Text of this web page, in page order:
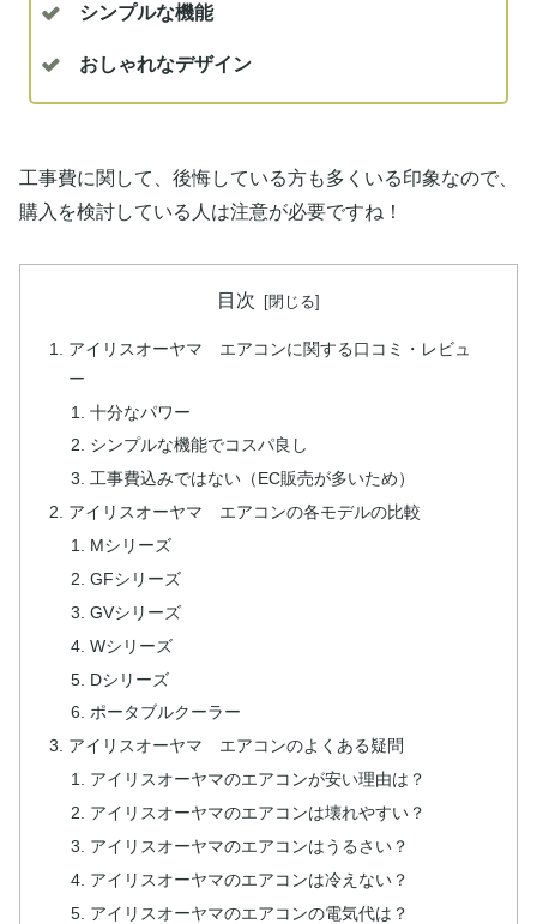
シンプルな機能
おしゃれなデザイン
工事費に関して、後悔している方も多くいる印象なので、
購入を検討している人は注意が必要ですね！
目次
アイリスオーヤマ エアコンに関する口コミ・レビュ
ー
十分なパワー
シンプルな機能でコスパ良し
工事費込みではない（EC販売が多いため）
アイリスオーヤマ エアコンの各モデルの比較
Mシリーズ
GFシリーズ
GVシリーズ
Wシリーズ
Dシリーズ
ポータブルクーラー
アイリスオーヤマ エアコンのよくある疑問
アイリスオーヤマのエアコンが安い理由は？
アイリスオーヤマのエアコンは壊れやすい？
アイリスオーヤマのエアコンはうるさい？
アイリスオーヤマのエアコンは冷えない？
アイリスオーヤマのエアコンの電気代は？